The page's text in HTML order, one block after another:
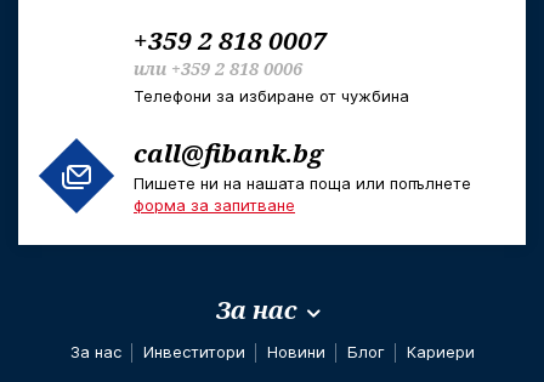
+359 2 818 0007
или +359 2 818 0006
Телефони за избиране от чужбина
call@fibank.bg
Пишете ни на нашата поща или попълнете
форма за запитване
За нас
За нас Инвеститори Новини Блог Кариери